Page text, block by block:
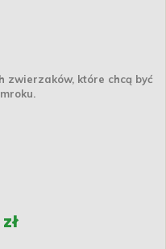
zwierzaków, które chcą być